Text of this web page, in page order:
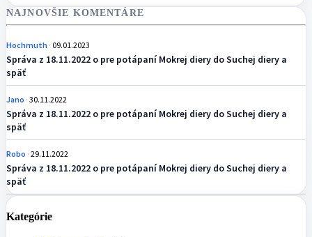
NAJNOVŠIE KOMENTÁRE
Hochmuth 09.01.2023
Správa z 18.11.2022 o pre potápaní Mokrej diery do Suchej diery a
späť
Jano 30.11.2022
Správa z 18.11.2022 o pre potápaní Mokrej diery do Suchej diery a
späť
Robo 29.11.2022
Správa z 18.11.2022 o pre potápaní Mokrej diery do Suchej diery a
späť
Kategórie